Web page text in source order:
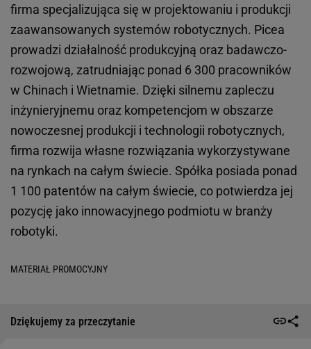
firma specjalizująca się w projektowaniu i produkcji
zaawansowanych systemów robotycznych. Picea
prowadzi działalność produkcyjną oraz badawczo-
rozwojową, zatrudniając ponad 6 300 pracowników
w Chinach i Wietnamie. Dzięki silnemu zapleczu
inżynieryjnemu oraz kompetencjom w obszarze
nowoczesnej produkcji i technologii robotycznych,
firma rozwija własne rozwiązania wykorzystywane
na rynkach na całym świecie. Spółka posiada ponad
1 100 patentów na całym świecie, co potwierdza jej
pozycję jako innowacyjnego podmiotu w branży
robotyki.
MATERIAŁ PROMOCYJNY
Dziękujemy za przeczytanie